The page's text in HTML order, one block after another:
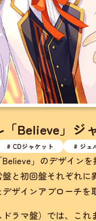
「Believe」ジ
# CDジャケット # ジェ
」のデザインを
と初回盤それぞれ
ザインアプローチを
ラマ盤）では、これ